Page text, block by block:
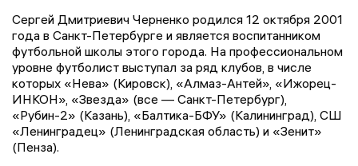
Сергей Дмитриевич Черненко родился 12 октября 2001
года в Санкт-Петербурге и является воспитанником
футбольной школы этого города. На профессиональном
уровне футболист выступал за ряд клубов, в числе
которых «Нева» (Кировск), «Алмаз-Антей», «Ижорец-
ИНКОН», «Звезда» (все — Санкт-Петербург),
«Рубин-2» (Казань), «Балтика-БФУ» (Калининград), СШ
«Ленинградец» (Ленинградская область) и «Зенит»
(Пенза).